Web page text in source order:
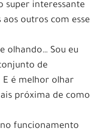
super interessante
outros com esse
olhando… Sou eu
de
E é melhor olhar
próxima de como
funcionamento